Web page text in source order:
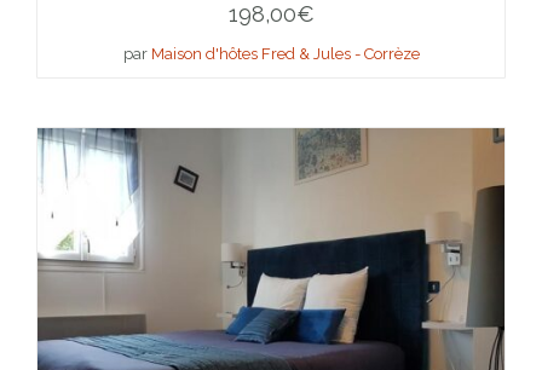
198,00€
par Maison d'hôtes Fred & Jules - Corrèze